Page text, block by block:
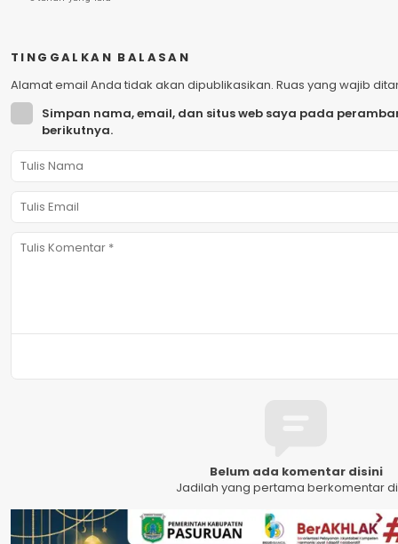
TINGGALKAN BALASAN
Alamat email Anda tidak akan dipublikasikan. Ruas yang wajib
Simpan nama, email, dan situs web saya pada
berikutnya.
Belum ada komentar disini
Jadilah yang pertama berkomentar